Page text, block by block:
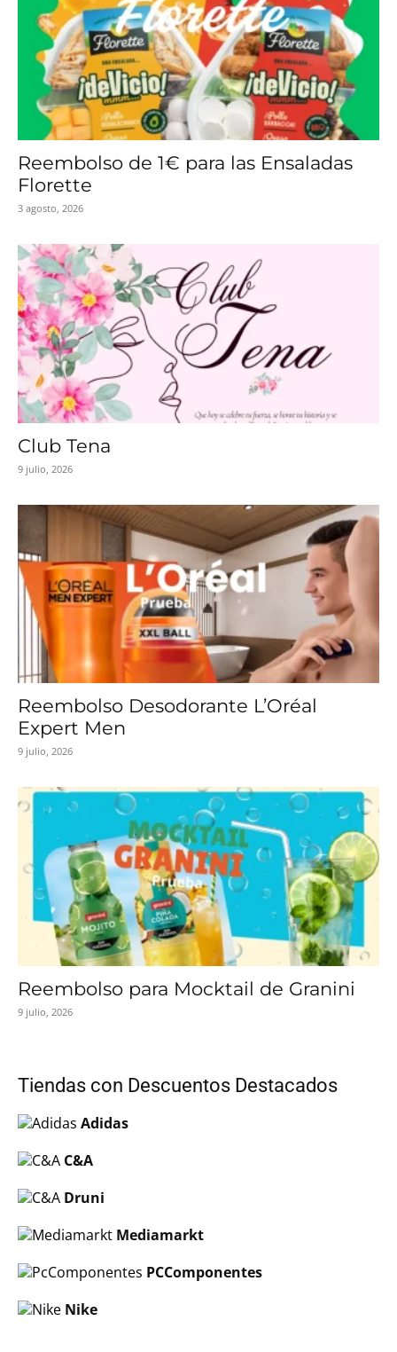
Reembolso de 1€ para las Ensaladas
Florette
3 agosto, 2026
Club Tena
9 julio, 2026
Reembolso Desodorante L’Oréal
Expert Men
9 julio, 2026
Reembolso para Mocktail de Granini
9 julio, 2026
Tiendas con Descuentos Destacados
Adidas
C&A
Druni
Mediamarkt
PCComponentes
Nike